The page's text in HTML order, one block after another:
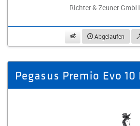
Richter & Zeuner GmbH
beobachtenAbgelaufen